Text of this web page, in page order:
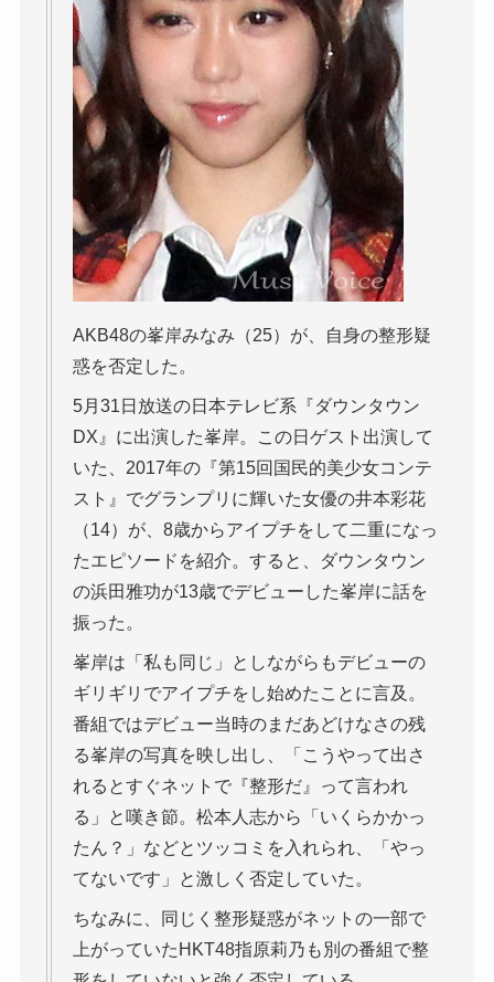
AKB48の峯岸みなみ（25）が、自身の整形疑
惑を否定した。
5月31日放送の日本テレビ系『ダウンタウン
DX』に出演した峯岸。この日ゲスト出演して
いた、2017年の『第15回国民的美少女コンテ
スト』でグランプリに輝いた女優の井本彩花
（14）が、8歳からアイプチをして二重になっ
たエピソードを紹介。すると、ダウンタウン
の浜田雅功が13歳でデビューした峯岸に話を
振った。
峯岸は「私も同じ」としながらもデビューの
ギリギリでアイプチをし始めたことに言及。
番組ではデビュー当時のまだあどけなさの残
る峯岸の写真を映し出し、「こうやって出さ
れるとすぐネットで『整形だ』って言われ
る」と嘆き節。松本人志から「いくらかかっ
たん？」などとツッコミを入れられ、「やっ
てないです」と激しく否定していた。
ちなみに、同じく整形疑惑がネットの一部で
上がっていたHKT48指原莉乃も別の番組で整